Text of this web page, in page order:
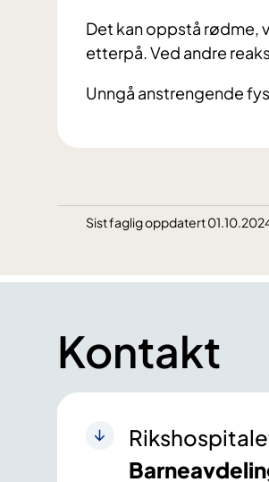
Det kan oppstå rødme,
etterpå. Ved andre
Unngå anstrengende
Sist faglig oppdatert
Kontakt